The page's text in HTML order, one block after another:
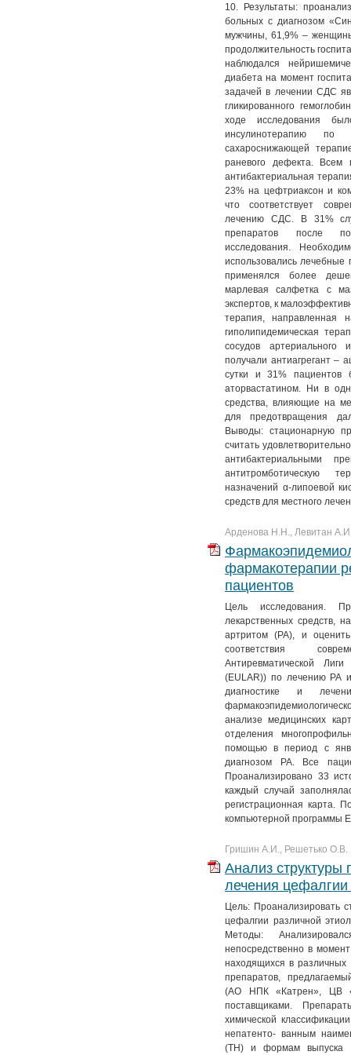
10. Результаты:
больных с диагнозом
мужчины, 61,9% –
продолжительность
наблюдался
диабета на момент
задачей в лечении СДС
гликированного
ходе исследования
инсулинотерапию по
сахароснижающей
раневого дефекта. Всем
антибактериальная
23% на цефтриаксон и
что соответствует
лечению СДС. В 31%
препаратов после
исследования.
использовались лечебные
применялся более
марлевая салфетка с
экспертов, к
терапия, направленная
гиполипидемическая
сосудов артериального
получали антиагрегант –
сутки и 31% пациентов
аторвастатином. Ни в
средства, влияющие на
для предотвращения
Выводы: стационарную
считать
антибактериальными
антитромботическую
назначений α-липоевой
средств для местного
Арденова Н.Н., Левитан
фармакотерапии
пациентов
Цель исследования.
лекарственных средств,
артритом (РА), и
соответствия
Антиревматической
(EULAR)) по лечению РА
диагностике и
анализе медицинских
отделения
помощью в период с
диагнозом РА. Все
Проанализировано 33
каждый случай
регистрационная карта.
компьютерной программы
Гришин А.И., Решетько О.В.
Анализ
лечения цефалгии
Цель: Проанализировать
цефалгии различной
Методы:
непосредственно в
находящихся в различных
препаратов,
(АО НПК «Катрен», ЦВ
поставщиками.
химической
непатенто- ванным
(ТН) и формам выпуска в